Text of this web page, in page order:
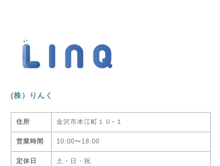
(株）りんく
住所 金沢市本江町１０−１
営業時間 10:00〜18:00
定休日 土・日・祝